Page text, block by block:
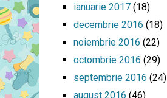
ianuarie 2017(18)
decembrie 2016 (18)
noiembrie 2016 (22)
octombrie 2016 (29)
septembrie 2016 (24)
august 2016 (46)